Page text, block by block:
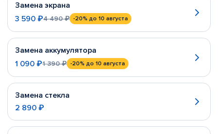
Замена экрана
3 590 ₽4 490 ₽ -20% до 10 августа
Замена аккумулятора
1 090 ₽1 390 ₽ -20% до 10 августа
Замена стекла
2 890 ₽